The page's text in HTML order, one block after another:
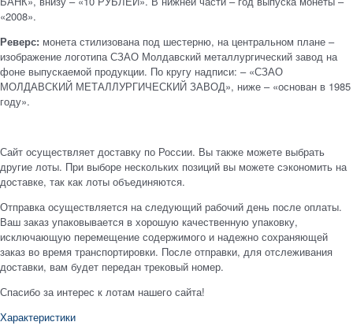
«2008».
Реверс: монета стилизована под шестерню, на центральном плане –
изображение логотипа СЗАО Молдавский металлургический завод на
фоне выпускаемой продукции. По кругу надписи: – «СЗАО
МОЛДАВСКИЙ МЕТАЛЛУРГИЧЕСКИЙ ЗАВОД», ниже – «основан в 1985
году».
Сайт осуществляет доставку по России. Вы также можете выбрать
другие лоты. При выборе нескольких позиций вы можете сэкономить на
доставке, так как лоты объединяются.
Отправка осуществляется на следующий рабочий день после оплаты.
Ваш заказ упаковывается в хорошую качественную упаковку,
исключающую перемещение содержимого и надежно сохраняющей
заказ во время транспортировки. После отправки, для отслеживания
доставки, вам будет передан трековый номер.
Спасибо за интерес к лотам нашего сайта!
Характеристики